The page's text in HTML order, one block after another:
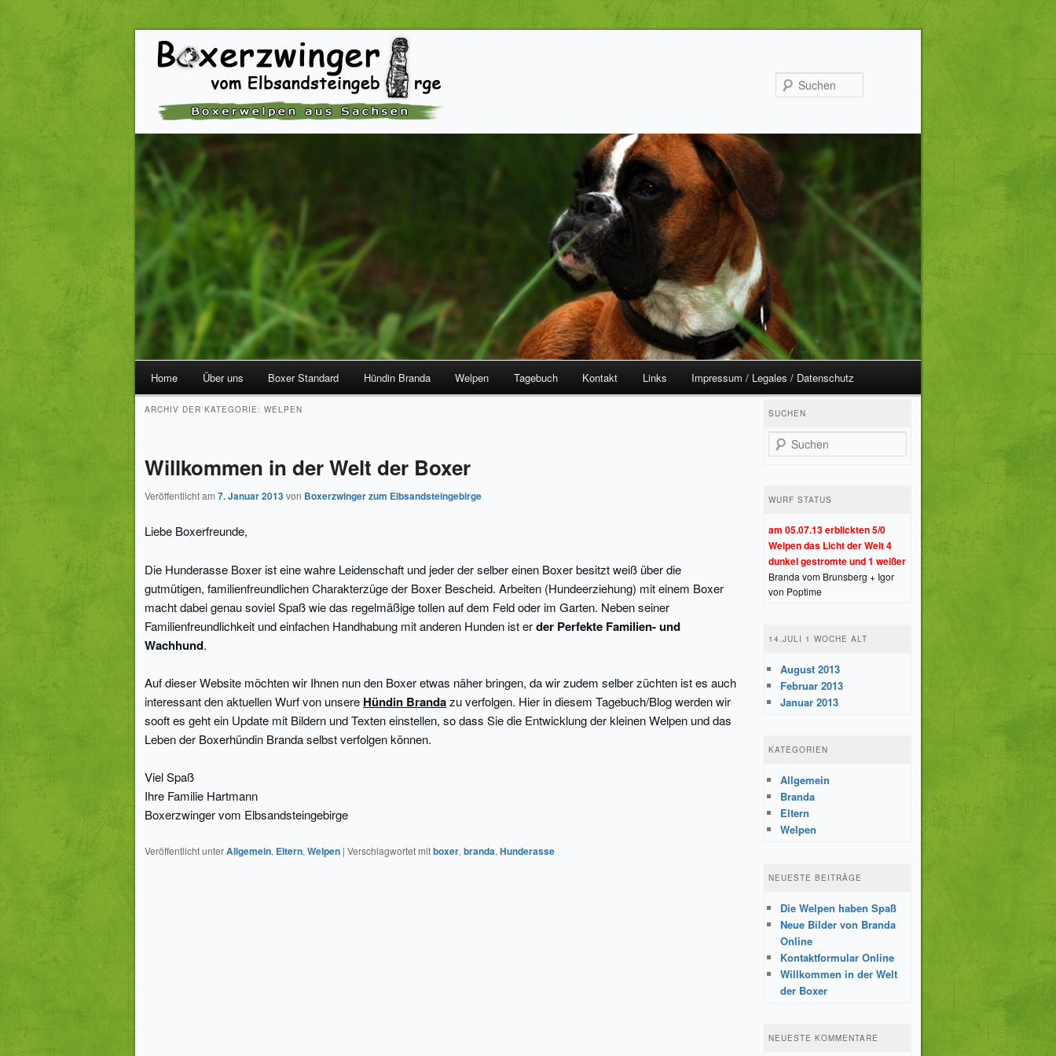
Zum Inhalt wechseln
Zum sekundären Inhalt wechseln
Home Über uns Boxer Standard Hündin Branda Welpen Tagebuch Kontakt Links Impressum / Legales / Datenschutz
ARCHIV DER KATEGORIE: WELPEN
Willkommen in der Welt der Boxer
Veröffentlicht am 7. Januar 2013von Boxerzwinger zum Elbsandsteingebirge
Liebe Boxerfreunde,
Die Hunderasse Boxer ist eine wahre Leidenschaft und jeder der selber einen Boxer besitzt weiß über die
gutmütigen, familienfreundlichen Charakterzüge der Boxer Bescheid. Arbeiten (Hundeerziehung) mit einem Boxer
macht dabei genau soviel Spaß wie das regelmäßige tollen auf dem Feld oder im Garten. Neben seiner
Familienfreundlichkeit und einfachen Handhabung mit anderen Hunden ist erder Perfekte Familien- und
Wachhund.
Auf dieser Website möchten wir Ihnen nun den Boxer etwas näher bringen, da wir zudem selber züchten ist es auch
interessant den aktuellen Wurf von unsere Hündin Brandazu verfolgen. Hier in diesem Tagebuch/Blog werden wir
sooft es geht ein Update mit Bildern und Texten einstellen, so dass Sie die Entwicklung der kleinen Welpen und das
Leben der Boxerhündin Branda selbst verfolgen können.
Viel Spaß
Ihre Familie Hartmann
Boxerzwinger vom Elbsandsteingebirge
Veröffentlicht unterAllgemein, Eltern, Welpen | Verschlagwortet mitboxer, branda, Hunderasse
SUCHEN
Suchen
WURF STATUS
am 05.07.13 erblickten 5/0
Welpen das Licht der Welt 4
dunkel gestromte und 1 weißer
Branda vom Brunsberg + Igor
von Poptime
14.JULI 1 WOCHE ALT
August 2013
Februar 2013
Januar 2013
KATEGORIEN
Allgemein
Branda
Eltern
Welpen
NEUESTE BEITRÄGE
Die Welpen haben Spaß
Neue Bilder von Branda
Online
Kontaktformular Online
Willkommen in der Welt
der Boxer
NEUESTE KOMMENTARE